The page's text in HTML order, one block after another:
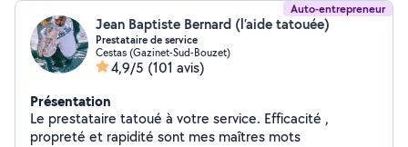
Auto-entrepreneur
Jean Baptiste Bernard (l’aide tatouée)
Prestataire de service
Cestas (Gazinet-Sud-Bouzet)
4,9/5 (101 avis)
Présentation
Le prestataire tatoué à votre service. Efficacité ,
propreté et rapidité sont mes maîtres mots